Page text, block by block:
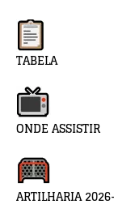
TABELA
ONDE ASSISTIR
ARTILHARIA